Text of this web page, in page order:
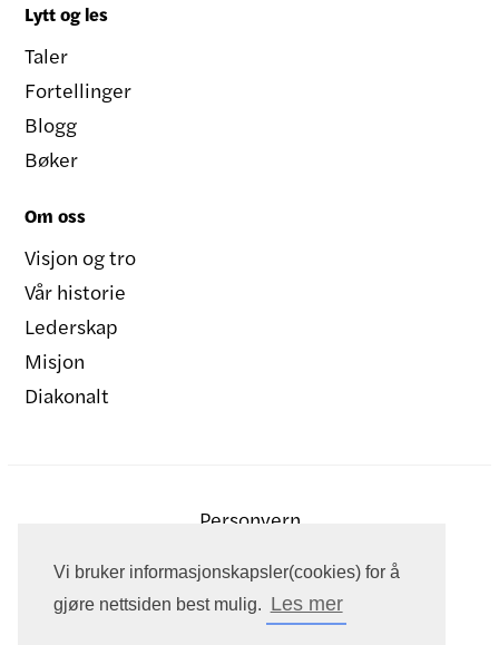
Vi bruker informasjonskapsler(cookies) for å
gjøre nettsiden best mulig. Les mer
Lytt og les
Taler
Fortellinger
Blogg
Bøker
Om oss
Visjon og tro
Vår historie
Lederskap
Misjon
Diakonalt
Personvern